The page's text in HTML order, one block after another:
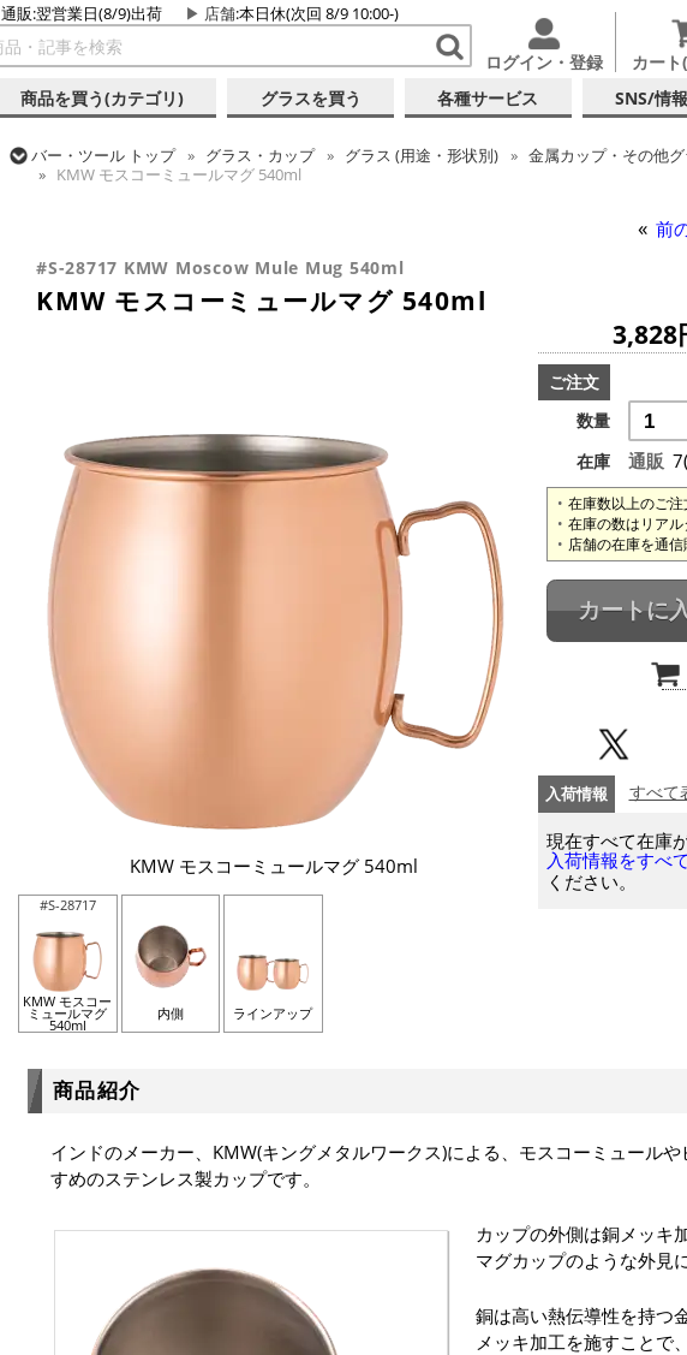
通販:翌営業日(8/9)出荷 店舗:本日休(次回 8/9 10:00-)
ログイン・登録 カー
商品を買う(カテゴリ) グラスを買う 各種サービス SNS/情報
バー・ツール トップ グラス・カップ グラス (用途・形状別)
金属カップ・その他
KMW モスコーミュールマグ 540ml
前
#S-28717 KMW Moscow Mule Mug 540ml
KMW モスコーミュールマグ 540ml
KMW モスコーミュールマグ 540ml
#S-28717
KMW モスコー
ミュールマグ
540ml
内側 ラインアップ
3,828
ご注文
数量
在庫
通販 7(
在庫数以上のご
在庫の数はリアル
店舗の在庫を通信
カートに
入荷情報 すべて
現在すべて在庫
入荷情報をすべ
ください。
商品紹介
インドのメーカー、KMW(キングメタルワークス)による、モスコーミュール
すめのステンレス製カップです。
カップの外側は銅メッキ
マグカップのような外見
銅は高い熱伝導性を持つ
メッキ加工を施すことで